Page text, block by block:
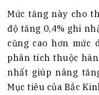
Mức tăng này cho
độ tăng 0,4% ghi
cũng cao hơn mức
phân tích thuộc
nhất giúp nâng
Mục tiêu của Bắc